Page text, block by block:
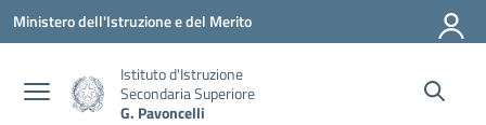
Vai ai contenuti
Vai al menu di navigazione
Vai al footer
Ministero dell'Istruzione e del Merito
Istituto d'Istruzione
Secondaria Superiore
G. Pavoncelli